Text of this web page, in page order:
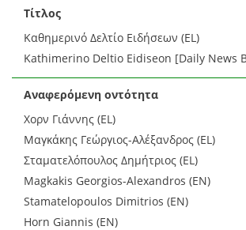
Τίτλος
Καθημερινό Δελτίο Ειδήσεων (EL)
Kathimerino Deltio Eidiseon [Daily News
Αναφερόμενη οντότητα
Χορν Γιάννης (EL)
Μαγκάκης Γεώργιος-Αλέξανδρος (EL)
Σταματελόπουλος Δημήτριος (EL)
Magkakis Georgios-Alexandros (EN)
Stamatelopoulos Dimitrios (EN)
Horn Giannis (EN)